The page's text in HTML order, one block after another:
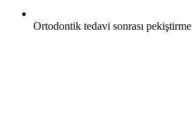
Ortodontik tedavi sonrası pekiştirme